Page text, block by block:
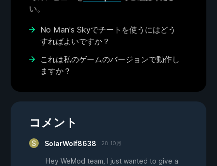
い。
No Man's Skyでチートを使うにはどう
すればよいですか？
これは私のゲームのバージョンで動作し
ますか？
コメント
SolarWolf8638 28 10月
Hey WeMod team, I just wanted to give a